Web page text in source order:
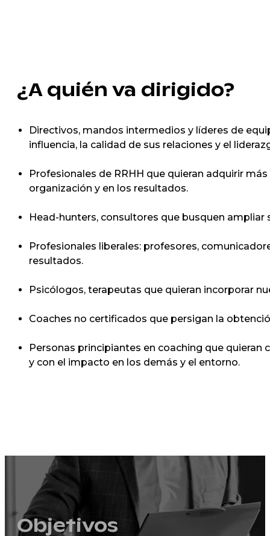
¿A quién va dirigido?
Directivos, mandos intermedios y líderes de
influencia, la calidad de sus relaciones y el
Profesionales de RRHH que quieran adquirir
organización y en los resultados.
Head-hunters, consultores que busquen
Profesionales liberales: profesores,
resultados.
Psicólogos, terapeutas que quieran incorporar
Coaches no certificados que persigan la
Personas principiantes en coaching que
y con el impacto en los demás y el entorno.
Objetivos